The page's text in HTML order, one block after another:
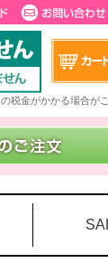
税金がかかる場合が